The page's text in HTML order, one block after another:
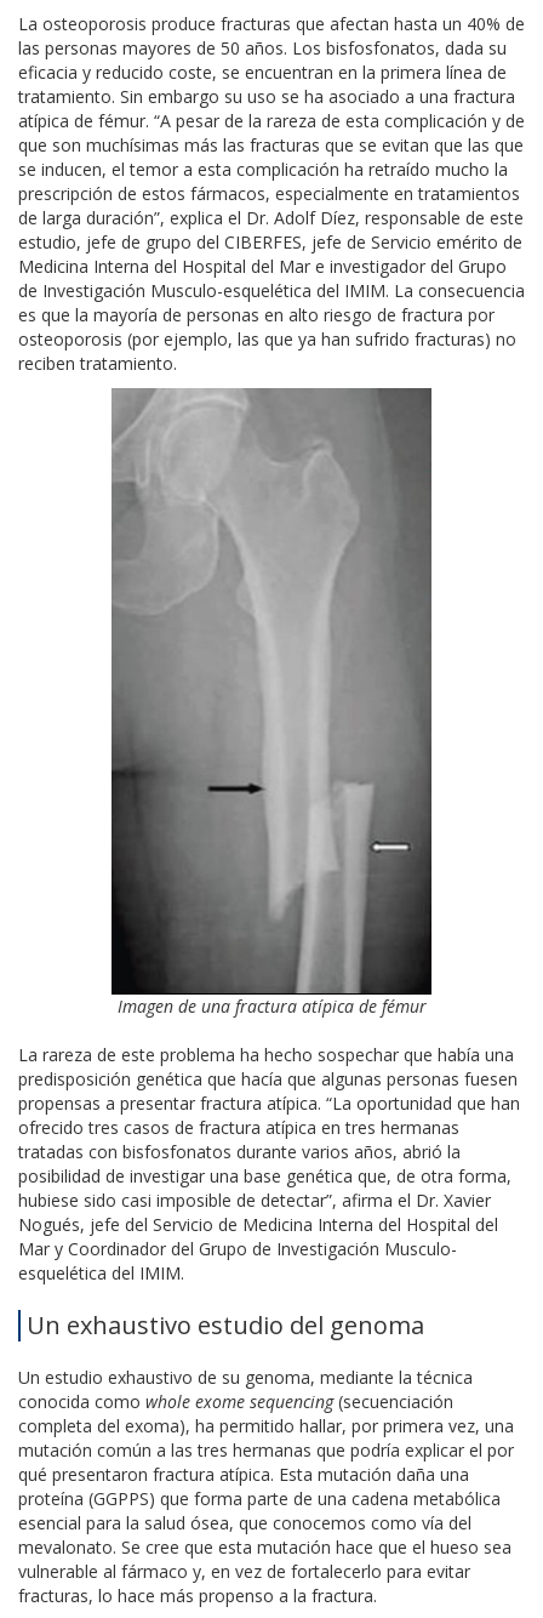
La osteoporosis produce fracturas que afectan hasta un 40% de
las personas mayores de 50 años. Los bisfosfonatos, dada su
eficacia y reducido coste, se encuentran en la primera línea de
tratamiento. Sin embargo su uso se ha asociado a una fractura
atípica de fémur. “A pesar de la rareza de esta complicación y de
que son muchísimas más las fracturas que se evitan que las que
se inducen, el temor a esta complicación ha retraído mucho la
prescripción de estos fármacos, especialmente en tratamientos
de larga duración”, explica el Dr. Adolf Díez, responsable de este
estudio, jefe de grupo del CIBERFES, jefe de Servicio emérito de
Medicina Interna del Hospital del Mar e investigador del Grupo
de Investigación Musculo-esquelética del IMIM. La consecuencia
es que la mayoría de personas en alto riesgo de fractura por
osteoporosis (por ejemplo, las que ya han sufrido fracturas) no
reciben tratamiento.
Imagen de una fractura atípica de fémur
La rareza de este problema ha hecho sospechar que había una
predisposición genética que hacía que algunas personas fuesen
propensas a presentar fractura atípica. “La oportunidad que han
ofrecido tres casos de fractura atípica en tres hermanas
tratadas con bisfosfonatos durante varios años, abrió la
posibilidad de investigar una base genética que, de otra forma,
hubiese sido casi imposible de detectar”, afirma el Dr. Xavier
Nogués, jefe del Servicio de Medicina Interna del Hospital del
Mar y Coordinador del Grupo de Investigación Musculo-
esquelética del IMIM.
Un exhaustivo estudio del genoma
Un estudio exhaustivo de su genoma, mediante la técnica
conocida como whole exome sequencing(secuenciación
completa del exoma), ha permitido hallar, por primera vez, una
mutación común a las tres hermanas que podría explicar el por
qué presentaron fractura atípica. Esta mutación daña una
proteína (GGPPS) que forma parte de una cadena metabólica
esencial para la salud ósea, que conocemos como vía del
mevalonato. Se cree que esta mutación hace que el hueso sea
vulnerable al fármaco y, en vez de fortalecerlo para evitar
fracturas, lo hace más propenso a la fractura.